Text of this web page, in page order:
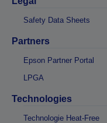
Safety Data Sheets
Partners
Epson Partner Portal
LPGA
Technologies
Technologie Heat-Free